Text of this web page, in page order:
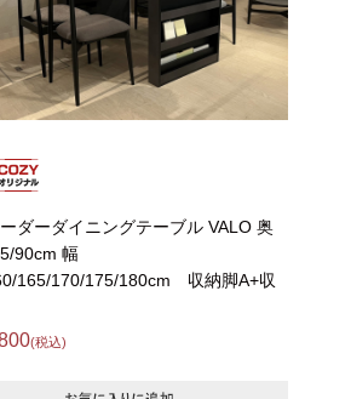
個室型デスク
学習デスク・子供部屋
万が一の地震対策
突っ張りラック【Pittaly】
ダーダイニングテーブル VALO 奥
90cm 幅
165/170/175/180cm 収納脚A+収
(税込)